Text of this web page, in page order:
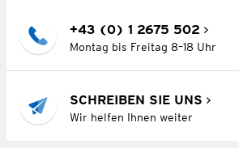
+43 (0) 1 2675 502
Montag bis Freitag 8–18 Uhr
SCHREIBEN SIE UNS
Wir helfen Ihnen weiter